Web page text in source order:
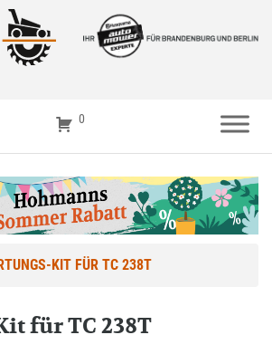
0
KIT FÜR TC 238T
für TC 238T